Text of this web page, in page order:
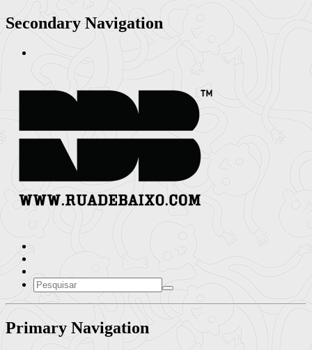
Secondary Navigation
Primary Navigation